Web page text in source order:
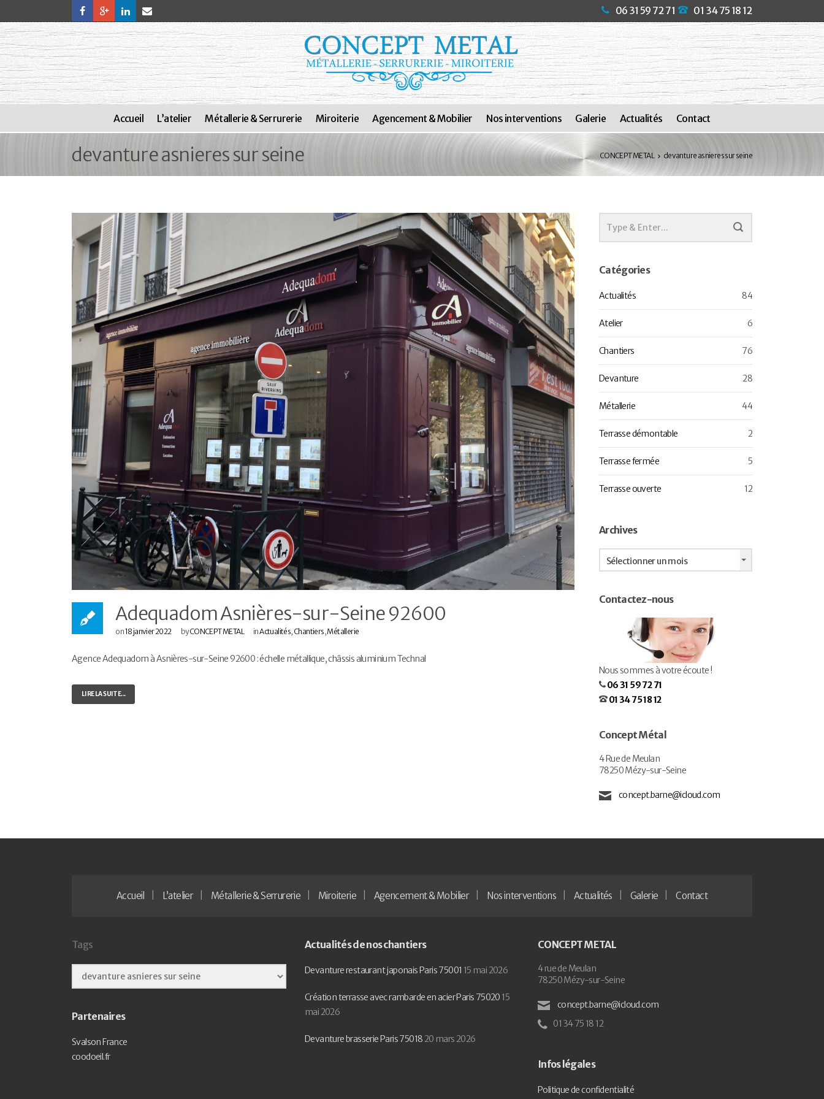
06 31 59 72 71 01 34 75 18 12
Accueil L’atelier Métallerie & Serrurerie Miroiterie Agencement & Mobilier Nos interventions Galerie Actualités Contact
devanture asnieres sur seine CONCEPT METAL devanture asnieres sur seine
Adequadom Asnières-sur-Seine 92600
on18 janvier 2022 byCONCEPT METAL inActualités, Chantiers,Métallerie
Agence Adequadom à Asnières-sur-Seine 92600 : échelle métallique, châssis aluminium Technal
LIRE LA SUITE...
Catégories
Actualités 84
Atelier 6
Chantiers 76
Devanture 28
Métallerie 44
Terrasse démontable 2
Terrasse fermée 5
Terrasse ouverte 12
Archives
Archives
Sélectionner un mois
Contactez-nous
Nous sommes à votre écoute !
06 31 59 72 71
01 34 75 18 12
Concept Métal
4 Rue de Meulan
78250 Mézy-sur-Seine
concept.barne@icloud.com
Accueil L’atelier Métallerie & Serrurerie Miroiterie Agencement & Mobilier Nos interventions Actualités Galerie Contact
Tags
Partenaires
Svalson France
coodoeil.fr
Actualités de nos chantiers
Devanture restaurant japonais Paris 75001 15 mai 2026
Création terrasse avec rambarde en acier Paris 75020 15
mai 2026
Devanture brasserie Paris 75018 20 mars 2026
CONCEPT METAL
4 rue de Meulan
78250 Mézy-sur-Seine
concept.barne@icloud.com
01 34 75 18 12
Infos légales
Politique de confidentialité